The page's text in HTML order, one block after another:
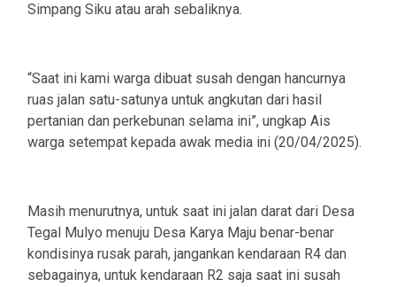
Simpang Siku atau arah sebaliknya.
“Saat ini kami warga dibuat susah dengan hancurnya
ruas jalan satu-satunya untuk angkutan dari hasil
pertanian dan perkebunan selama ini”, ungkap Ais
warga setempat kepada awak media ini (20/04/2025).
Masih menurutnya, untuk saat ini jalan darat dari Desa
Tegal Mulyo menuju Desa Karya Maju benar-benar
kondisinya rusak parah, jangankan kendaraan R4 dan
sebagainya, untuk kendaraan R2 saja saat ini susah